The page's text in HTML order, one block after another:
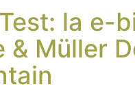
la e-
& Müller